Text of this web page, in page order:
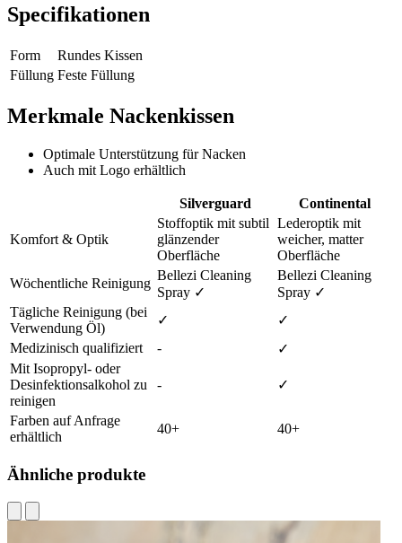
Specifikationen
Form
Rundes Kissen
Füllung Feste Füllung
Merkmale Nackenkissen
Optimale Unterstützung für Nacken
Auch mit Logo erhältlich
Silverguard Continental
Komfort & Optik
Stoffoptik mit subtil
glänzender
Oberfläche
Lederoptik mit
weicher, matter
Oberfläche
Wöchentliche Reinigung
Bellezi Cleaning
Spray ✓
Bellezi Cleaning
Spray ✓
Tägliche Reinigung (bei
Verwendung Öl)
✓
✓
Medizinisch qualifiziert
-
✓
Mit Isopropyl- oder
Desinfektionsalkohol zu
reinigen
- ✓
Farben auf Anfrage
erhältlich
40+ 40+
Ähnliche produkte